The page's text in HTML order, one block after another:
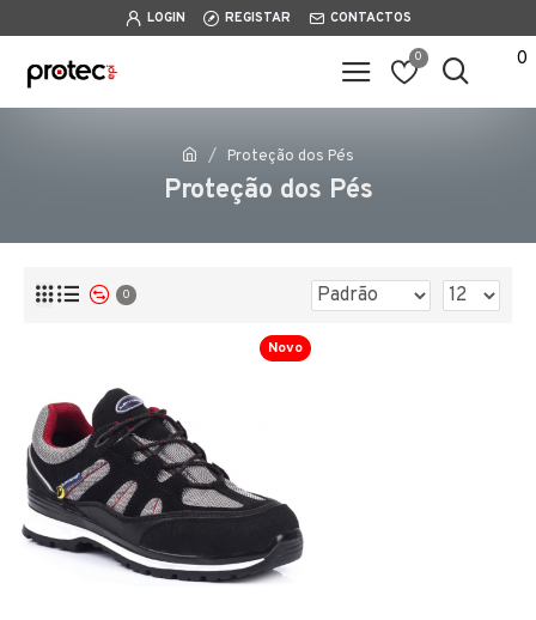
LOGIN REGISTAR CONTACTOS
0 0
Proteção dos Pés
Proteção dos Pés
0
Novo